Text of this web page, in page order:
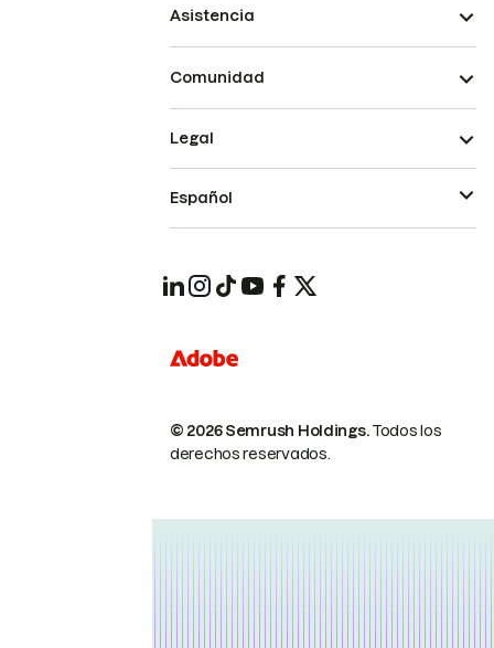
Asistencia
Comunidad
© 2026 Semrush Holdings.Todos los
derechos reservados.
Legal
Español